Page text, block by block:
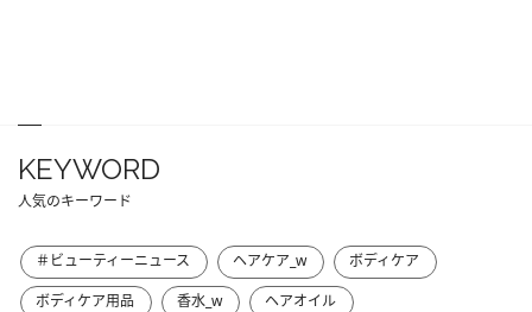
KEYWORD
人気のキーワード
＃ビューティーニュース ヘアケア_w
ボディケア
ボディケア用品
香水_w
ヘアオイル